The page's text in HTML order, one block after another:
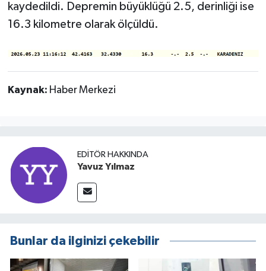
kaydedildi. Depremin büyüklüğü 2.5, derinliği ise
16.3 kilometre olarak ölçüldü.
Kaynak: Haber Merkezi
EDITÖR HAKKINDA
Yavuz Yılmaz
Bunlar da ilginizi çekebilir